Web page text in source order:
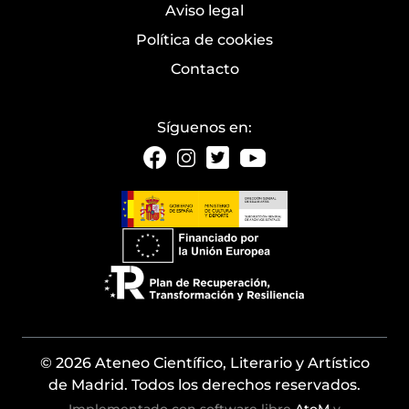
Aviso legal
Política de cookies
Contacto
Síguenos en:
© 2026 Ateneo Científico, Literario y Artístico
de Madrid. Todos los derechos reservados.